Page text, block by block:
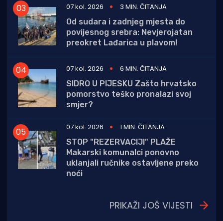
07 kol. 2026
3 MIN. ČITANJA
Od sudara i zadnjeg mjesta do
povijesnog srebra: Nevjerojatan
preokret Lađarica u plavom!
07 kol. 2026
6 MIN. ČITANJA
SIDRO U PIJESKU Zašto hrvatsko
pomorstvo teško pronalazi svoj
smjer?
07 kol. 2026
1 MIN. ČITANJA
STOP "REZERVACIJI" PLAŽE
Makarski komunalci ponovno
uklanjali ručnike ostavljene preko
noći
PRIKAŽI JOŠ VIJESTI